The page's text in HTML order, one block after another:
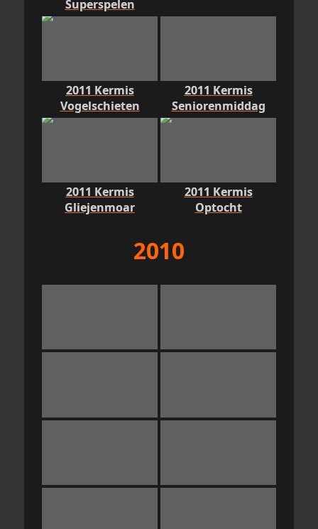
Superspelen
2011 Kermis
Vogelschieten
2011 Kermis
Seniorenmiddag
2011 Kermis
Gliejenmoar
2011 Kermis
Optocht
2010